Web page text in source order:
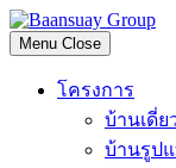
Skip
to
content
Menu Close
โครงการ
บ้านเดี่ย
บ้านรูป